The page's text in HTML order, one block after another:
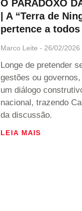
O PARADOXO
| A “Terra de
pertence a todos
Marco Leite 26/02/2026
Longe de pretender
gestões ou
um diálogo
nacional, trazendo
da discussão.
LEIA MAIS